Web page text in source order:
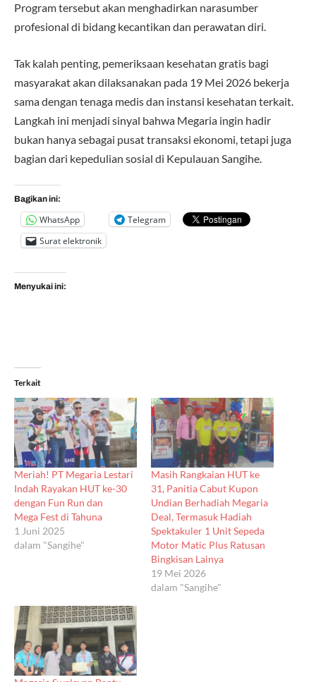
Program tersebut akan menghadirkan narasumber
profesional di bidang kecantikan dan perawatan diri.
Tak kalah penting, pemeriksaan kesehatan gratis bagi
masyarakat akan dilaksanakan pada 19 Mei 2026 bekerja
sama dengan tenaga medis dan instansi kesehatan terkait.
Langkah ini menjadi sinyal bahwa Megaria ingin hadir
bukan hanya sebagai pusat transaksi ekonomi, tetapi juga
bagian dari kepedulian sosial di Kepulauan Sangihe.
Bagikan ini:
WhatsApp
Telegram
Surat elektronik
Menyukai ini:
Terkait
Meriah! PT Megaria Lestari
Indah Rayakan HUT ke-30
dengan Fun Run dan
Mega Fest di Tahuna
1 Juni 2025
dalam "Sangihe"
Masih Rangkaian HUT ke
31, Panitia Cabut Kupon
Undian Berhadiah Megaria
Deal, Termasuk Hadiah
Spektakuler 1 Unit Sepeda
Motor Matic Plus Ratusan
Bingkisan Lainya
19 Mei 2026
dalam "Sangihe"